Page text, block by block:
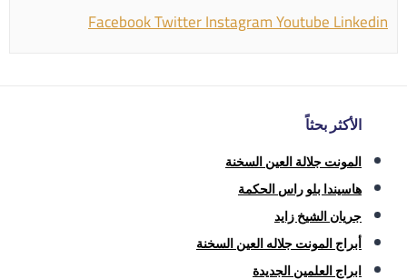
FacebookTwitterInstagramYoutubeLinkedin
الأكثر بحثاً
المونت جلالة العين السخنة
هاسيندا بلو راس الحكمة
جريان الشيخ زايد
أبراج المونت جلاله العين السخنة
ابراج العلمين الجديدة